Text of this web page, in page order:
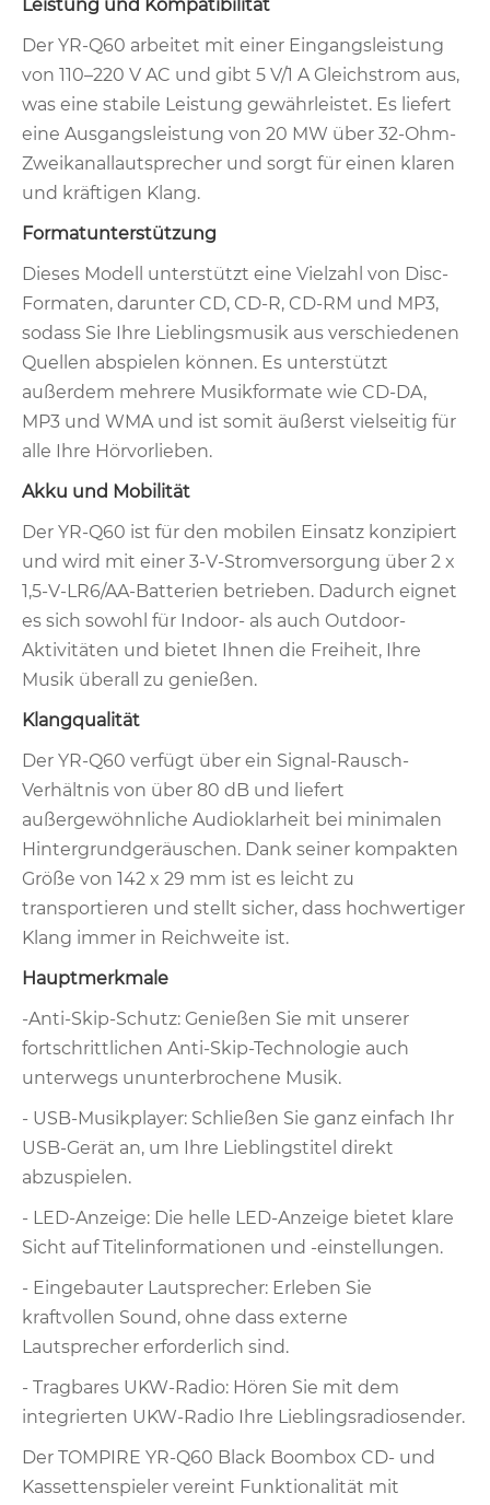
Leistung und Kompatibilität
Der YR-Q60 arbeitet mit einer Eingangsleistung
von 110–220 V AC und gibt 5 V/1 A Gleichstrom aus,
was eine stabile Leistung gewährleistet. Es liefert
eine Ausgangsleistung von 20 MW über 32-Ohm-
Zweikanallautsprecher und sorgt für einen klaren
und kräftigen Klang.
Formatunterstützung
Dieses Modell unterstützt eine Vielzahl von Disc-
Formaten, darunter CD, CD-R, CD-RM und MP3,
sodass Sie Ihre Lieblingsmusik aus verschiedenen
Quellen abspielen können. Es unterstützt
außerdem mehrere Musikformate wie CD-DA,
MP3 und WMA und ist somit äußerst vielseitig für
alle Ihre Hörvorlieben.
Akku und Mobilität
Der YR-Q60 ist für den mobilen Einsatz konzipiert
und wird mit einer 3-V-Stromversorgung über 2 x
1,5-V-LR6/AA-Batterien betrieben. Dadurch eignet
es sich sowohl für Indoor- als auch Outdoor-
Aktivitäten und bietet Ihnen die Freiheit, Ihre
Musik überall zu genießen.
Klangqualität
Der YR-Q60 verfügt über ein Signal-Rausch-
Verhältnis von über 80 dB und liefert
außergewöhnliche Audioklarheit bei minimalen
Hintergrundgeräuschen. Dank seiner kompakten
Größe von 142 x 29 mm ist es leicht zu
transportieren und stellt sicher, dass hochwertiger
Klang immer in Reichweite ist.
Hauptmerkmale
-Anti-Skip-Schutz: Genießen Sie mit unserer
fortschrittlichen Anti-Skip-Technologie auch
unterwegs ununterbrochene Musik.
- USB-Musikplayer: Schließen Sie ganz einfach Ihr
USB-Gerät an, um Ihre Lieblingstitel direkt
abzuspielen.
- LED-Anzeige: Die helle LED-Anzeige bietet klare
Sicht auf Titelinformationen und -einstellungen.
- Eingebauter Lautsprecher: Erleben Sie
kraftvollen Sound, ohne dass externe
Lautsprecher erforderlich sind.
- Tragbares UKW-Radio: Hören Sie mit dem
integrierten UKW-Radio Ihre Lieblingsradiosender.
Der TOMPIRE YR-Q60 Black Boombox CD- und
Kassettenspieler vereint Funktionalität mit